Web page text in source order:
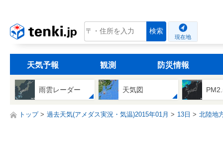
tenki.jp 検索
現在地
天気予報 観測 防災情報
雨雲レーダー 天気図
トップ 過去天気(アメダス実況・気温)2015年01月 13日 北陸地